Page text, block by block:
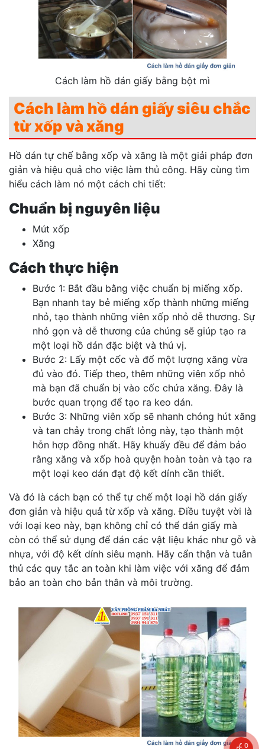
Cách làm hồ dán giấy bằng bột mì
Cách làm hồ dán giấy siêu chắc
từ xốp và xăng
Hồ dán tự chế bằng xốp và xăng là một giải pháp đơn
giản và hiệu quả cho việc làm thủ công. Hãy cùng tìm
hiểu cách làm nó một cách chi tiết:
Chuẩn bị nguyên liệu
Mút xốp
Xăng
Cách thực hiện
Bước 1: Bắt đầu bằng việc chuẩn bị miếng xốp.
Bạn nhanh tay bẻ miếng xốp thành những miếng
nhỏ, tạo thành những viên xốp nhỏ dễ thương. Sự
nhỏ gọn và dễ thương của chúng sẽ giúp tạo ra
một loại hồ dán đặc biệt và thú vị.
Bước 2: Lấy một cốc và đổ một lượng xăng vừa
đủ vào đó. Tiếp theo, thêm những viên xốp nhỏ
mà bạn đã chuẩn bị vào cốc chứa xăng. Đây là
bước quan trọng để tạo ra keo dán.
Bước 3: Những viên xốp sẽ nhanh chóng hút xăng
và tan chảy trong chất lỏng này, tạo thành một
hỗn hợp đồng nhất. Hãy khuấy đều để đảm bảo
rằng xăng và xốp hoà quyện hoàn toàn và tạo ra
một loại keo dán đạt độ kết dính cần thiết.
Và đó là cách bạn có thể tự chế một loại hồ dán giấy
đơn giản và hiệu quả từ xốp và xăng. Điều tuyệt vời là
với loại keo này, bạn không chỉ có thể dán giấy mà
còn có thể sử dụng để dán các vật liệu khác như gỗ và
nhựa, với độ kết dính siêu mạnh. Hãy cẩn thận và tuân
thủ các quy tắc an toàn khi làm việc với xăng để đảm
bảo an toàn cho bản thân và môi trường.
0